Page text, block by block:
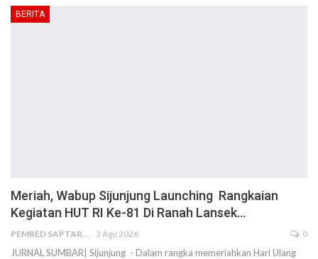
BERITA
Meriah, Wabup Sijunjung Launching Rangkaian
Kegiatan HUT RI Ke-81 Di Ranah Lansek…
PEMRED SAPTARIUS 3 Agu 2026 0
JURNAL SUMBAR| Sijunjung - Dalam rangka memeriahkan Hari Ulang